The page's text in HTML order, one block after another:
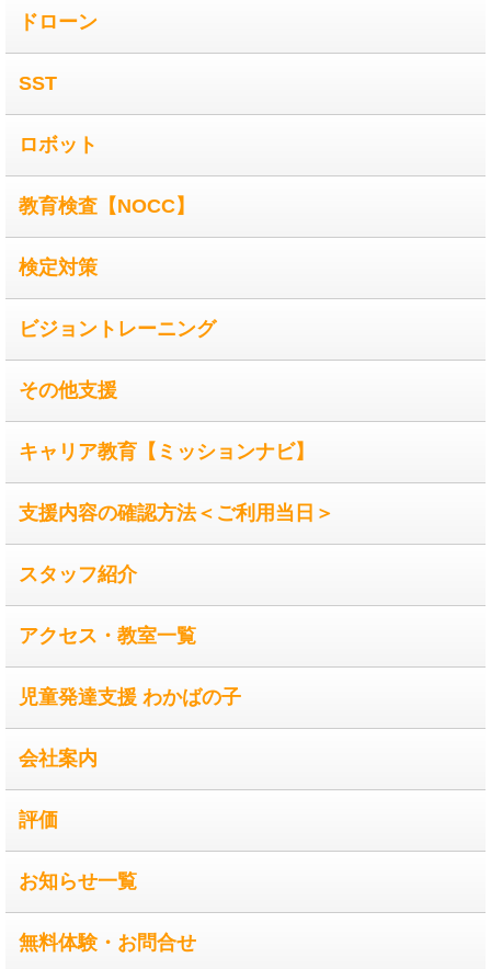
ドローン
SST
ロボット
教育検査【NOCC】
検定対策
ビジョントレーニング
その他支援
キャリア教育【ミッションナビ】
支援内容の確認方法＜ご利用当日＞
スタッフ紹介
アクセス・教室一覧
児童発達支援 わかばの子
会社案内
評価
お知らせ一覧
無料体験・お問合せ